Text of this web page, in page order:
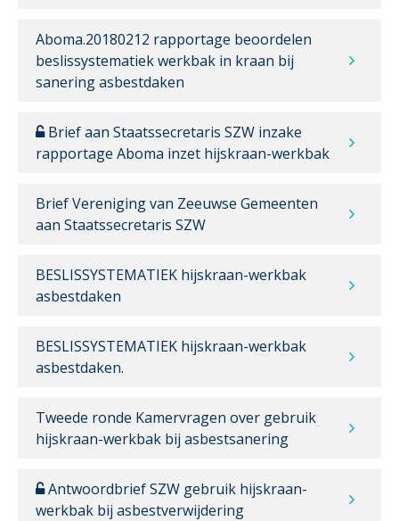
Aboma.20180212 rapportage beoordelen
beslissystematiek werkbak in kraan bij
sanering asbestdaken
Brief aan Staatssecretaris SZW inzake
rapportage Aboma inzet hijskraan-werkbak
Brief Vereniging van Zeeuwse Gemeenten
aan Staatssecretaris SZW
BESLISSYSTEMATIEK hijskraan-werkbak
asbestdaken
BESLISSYSTEMATIEK hijskraan-werkbak
asbestdaken.
Tweede ronde Kamervragen over gebruik
hijskraan-werkbak bij asbestsanering
Antwoordbrief SZW gebruik hijskraan-
werkbak bij asbestverwijdering